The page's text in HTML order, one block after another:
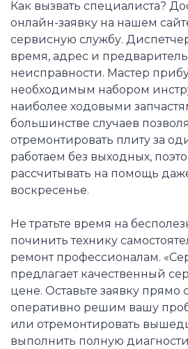
Как вызвать специалиста?
онлайн-заявку на нашем
сервисную службу.
время, адрес и
неисправности. Мастер
необходимым набором
наиболее ходовыми
большинстве случаев
отремонтировать плиту за
работаем без выходных,
рассчитывать на помощь
воскресенье.
Не тратьте время на
починить технику
ремонт профессионалам.
предлагает качественный
цене. Оставьте заявку прямо
оперативно решим вашу
или отремонтировать
выполнить полную